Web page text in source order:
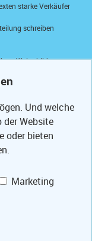
starke Verkäufer
schreiben
Weiterbildung
Test
(m/w/d) Informatik
Und welche
Website
oder bieten
Marketing